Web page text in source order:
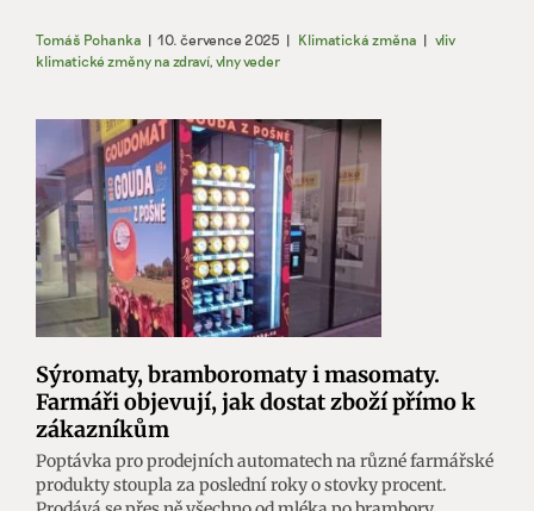
Tomáš Pohanka | 10. července 2025 | Klimatická změna | vliv
klimatické změny na zdraví, vlny veder
Sýromaty, bramboromaty i masomaty.
Farmáři objevují, jak dostat zboží přímo k
zákazníkům
Poptávka pro prodejních automatech na různé farmářské
produkty stoupla za poslední roky o stovky procent.